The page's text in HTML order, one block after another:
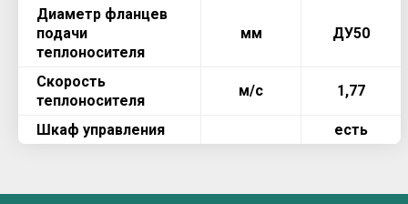
Диаметр фланцев
подачи
теплоносителя
мм ДУ50
Скорость
теплоносителя
м/с 1,77
Шкаф управления есть